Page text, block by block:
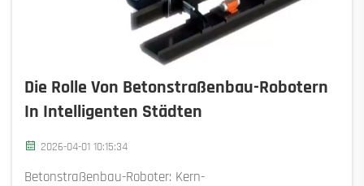
Die Rolle Von Betonstraßenbau-Robotern
In Intelligenten Städten
2026-04-01 10:15:34
Betonstraßenbau-Roboter: Kern-